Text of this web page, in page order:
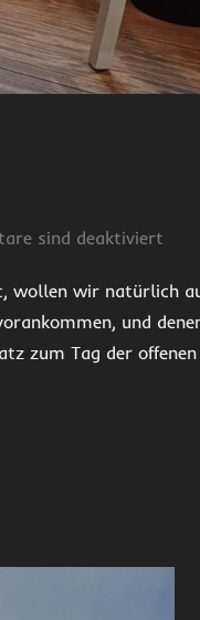
sind deaktiviert
wollen wir natürlich
und
zum Tag der